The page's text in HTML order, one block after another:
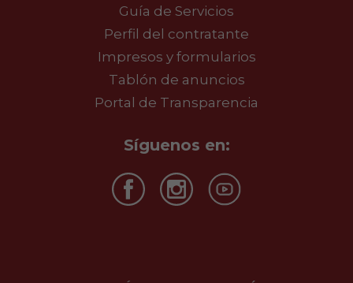
Guía de Servicios
Perfil del contratante
Impresos y formularios
Tablón de anuncios
Portal de Transparencia
Síguenos en: